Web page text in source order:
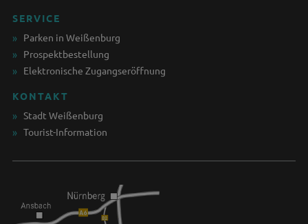
SERVICE
Parken in Weißenburg
Prospektbestellung
Elektronische Zugangseröffnung
KONTAKT
Stadt Weißenburg
Tourist-Information